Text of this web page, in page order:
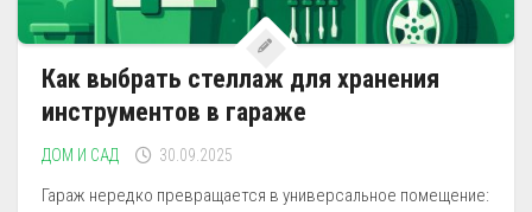
Как выбрать стеллаж для хранения
инструментов в гараже
ДОМ И САД 30.09.2025
Гараж нередко превращается в универсальное помещение: